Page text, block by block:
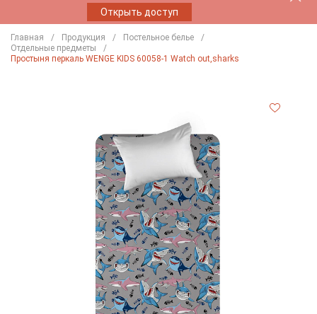
Открыть доступ
Главная Продукция
Постельное белье
Отдельные предметы
Простыня перкаль WENGE KIDS 60058-1 Watch out,sharks